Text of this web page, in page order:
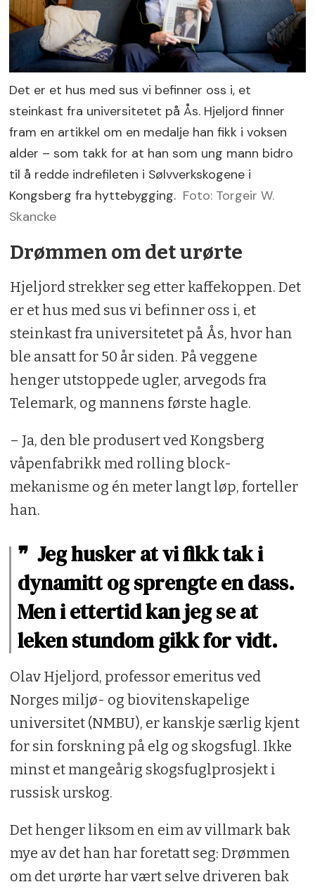
Det er et hus med sus vi befinner oss i, et
steinkast fra universitetet på Ås. Hjeljord finner
fram en artikkel om en medalje han fikk i voksen
alder – som takk for at han som ung mann bidro
til å redde indrefileten i Sølvverkskogene i
Kongsberg fra hyttebygging. Foto: Torgeir W.
Skancke
Drømmen om det urørte
Hjeljord strekker seg etter kaffekoppen. Det
er et hus med sus vi befinner oss i, et
steinkast fra universitetet på Ås, hvor han
ble ansatt for 50 år siden. På veggene
henger utstoppede ugler, arvegods fra
Telemark, og mannens første hagle.
– Ja, den ble produsert ved Kongsberg
våpenfabrikk med rolling block-
mekanisme og én meter langt løp, forteller
han.
Jeg husker at vi fikk tak i
dynamitt og sprengte en dass.
Men i ettertid kan jeg se at
leken stundom gikk for vidt.
Olav Hjeljord, professor emeritus ved
Norges miljø- og biovitenskapelige
universitet (NMBU), er kanskje særlig kjent
for sin forskning på elg og skogsfugl. Ikke
minst et mangeårig skogsfuglprosjekt i
russisk urskog.
Det henger liksom en eim av villmark bak
mye av det han har foretatt seg: Drømmen
om det urørte har vært selve driveren bak